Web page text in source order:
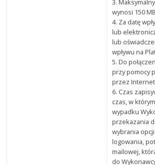
3.
wynosi 150
4. Za datę
lub
lub
wpływu na
5. Do
przy pomocy
przez
6. Czas
czas, w
wypadku
przekazania
wybrania
logowania,
mailowej,
do